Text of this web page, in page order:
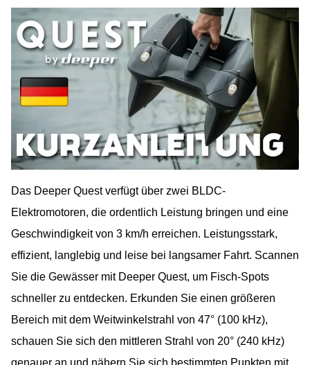
Das Deeper Quest verfügt über zwei BLDC-
Elektromotoren, die ordentlich Leistung bringen und eine
Geschwindigkeit von 3 km/h erreichen. Leistungsstark,
effizient, langlebig und leise bei langsamer Fahrt. Scannen
Sie die Gewässer mit Deeper Quest, um Fisch-Spots
schneller zu entdecken. Erkunden Sie einen größeren
Bereich mit dem Weitwinkelstrahl von 47° (100 kHz),
schauen Sie sich den mittleren Strahl von 20° (240 kHz)
genauer an und nähern Sie sich bestimmten Punkten mit